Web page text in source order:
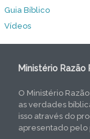
Guia Bíblico
Vídeos
Ministério Razão
O Ministério
as verdades
isso através do
apresentado pelo